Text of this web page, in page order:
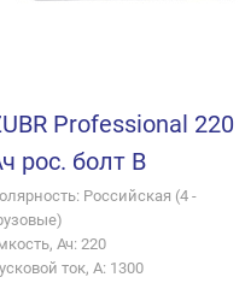
Professional 220
рос. болт B
Российская (4 -
Ач: 220
ток, А: 1300